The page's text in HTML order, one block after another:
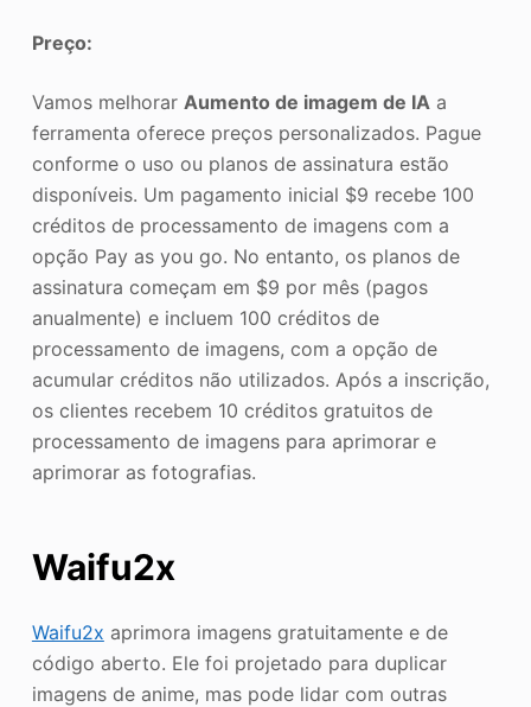
Preço:
Vamos melhorar Aumento de imagem de IA a
ferramenta oferece preços personalizados. Pague
conforme o uso ou planos de assinatura estão
disponíveis. Um pagamento inicial $9 recebe 100
créditos de processamento de imagens com a
opção Pay as you go. No entanto, os planos de
assinatura começam em $9 por mês (pagos
anualmente) e incluem 100 créditos de
processamento de imagens, com a opção de
acumular créditos não utilizados. Após a inscrição,
os clientes recebem 10 créditos gratuitos de
processamento de imagens para aprimorar e
aprimorar as fotografias.
Waifu2x
Waifu2x aprimora imagens gratuitamente e de
código aberto. Ele foi projetado para duplicar
imagens de anime, mas pode lidar com outras